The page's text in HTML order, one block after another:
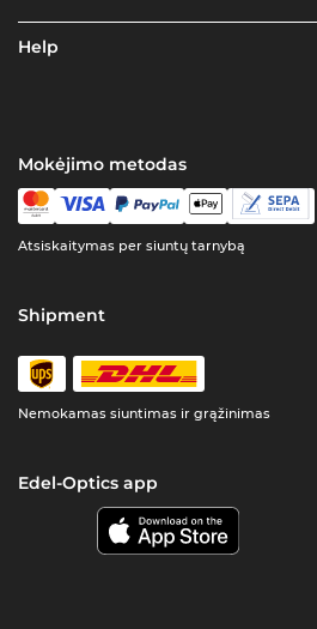
Help
Mokėjimo metodas
Atsiskaitymas per siuntų tarnybą
Shipment
Nemokamas siuntimas ir grąžinimas
Edel-Optics app